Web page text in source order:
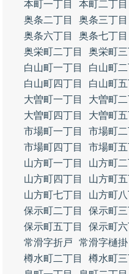
本町一丁目
本町二丁目
奥条二丁目
奥条三丁目
奥条六丁目
奥条七丁目
奥栄町二丁目
奥栄町三
白山町一丁目
白山町二
白山町四丁目
白山町五
大曽町一丁目
大曽町二
大曽町四丁目
大曽町五
市場町一丁目
市場町二
市場町四丁目
市場町五
山方町一丁目
山方町二
山方町四丁目
山方町五
山方町七丁目
山方町八
保示町二丁目
保示町三
保示町五丁目
保示町六
常滑字折戸
常滑字樋掛
樽水町二丁目
樽水町三